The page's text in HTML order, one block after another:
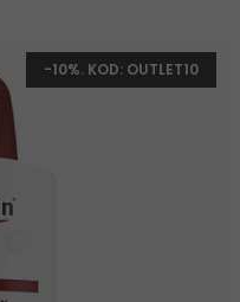
-10%. KOD: OUTLET10